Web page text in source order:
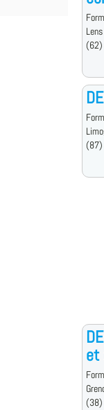
(62)
(87)
et
(38)